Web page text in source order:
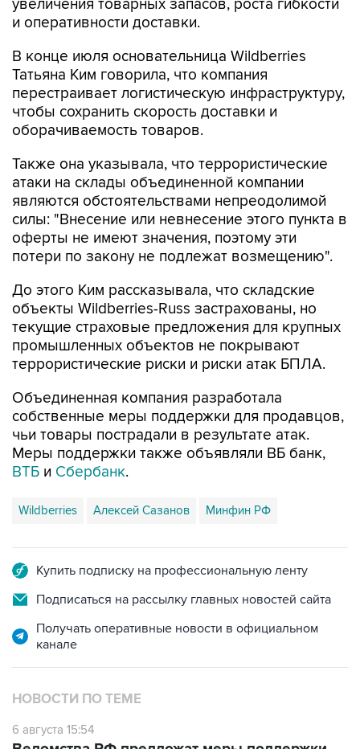
В конце июля основательница Wildberries
перестраивает логистическую инфраструктуру,
чтобы сохранить скорость доставки и
оборачиваемость товаров.
Также она указывала, что террористические
являются обстоятельствами непреодолимой
силы: "Внесение или невнесение этого пункта в
оферты не имеют значения, поэтому эти
потери по закону не подлежат возмещению".
До этого Ким рассказывала, что складские
текущие страховые предложения для крупных
промышленных объектов не покрывают
террористические риски и риски атак БПЛА.
Объединенная компания разработала
чьи товары пострадали в результате атак.
Меры поддержки также объявляли ВБ банк,
ВТБ иСбербанк.
Wildberries Алексей Сазанов
Подписаться на рассылку главных новостей сайта
Получать оперативные новости в официальном
НОВОСТИ ПО ТЕМЕ
6 августа 15:54
предпринимателей, пострадавших от атак на